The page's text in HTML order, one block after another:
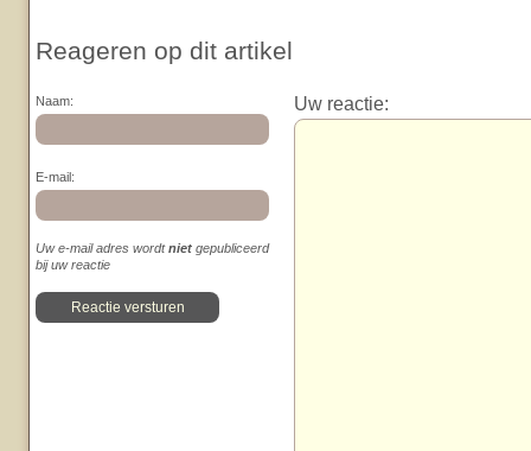
Reageren op dit artikel
Naam:
E-mail:
Uw e-mail adres wordtniet gepubliceerd
bij uw reactie
Uw reactie: